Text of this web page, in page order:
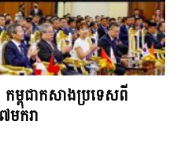
ពុជាកសាងប្រទេសពី
មករា